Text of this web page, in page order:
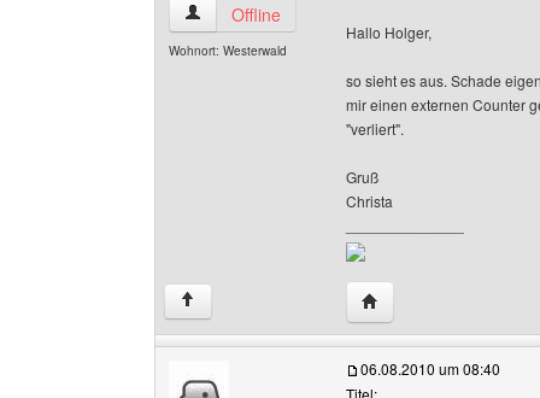
schnurr-schnurr Benutzer-Profile anzeigen
Offline
Wohnort: Westerwald
Hallo Holger,
so sieht es aus. Schade
mir einen externen Counter
"verliert".
Gruß
Christa
↑ Website dieses
06.08.2010 um 08:40
Titel: